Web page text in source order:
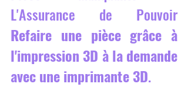
Refaire une pièce grâce à
l'impression 3D à la demande
avec une imprimante 3D.